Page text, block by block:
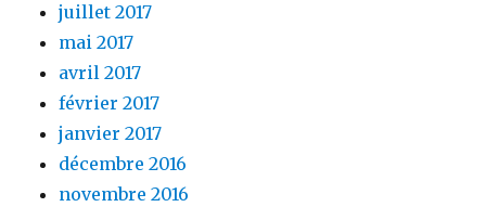
juillet 2017
mai 2017
avril 2017
février 2017
janvier 2017
décembre 2016
novembre 2016